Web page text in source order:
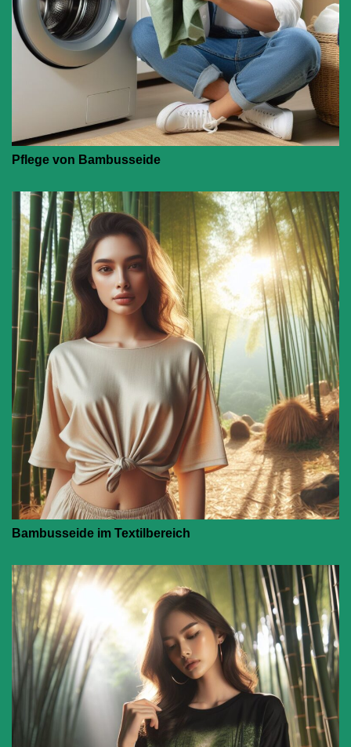
Pflege von Bambusseide
Bambusseide im Textilbereich